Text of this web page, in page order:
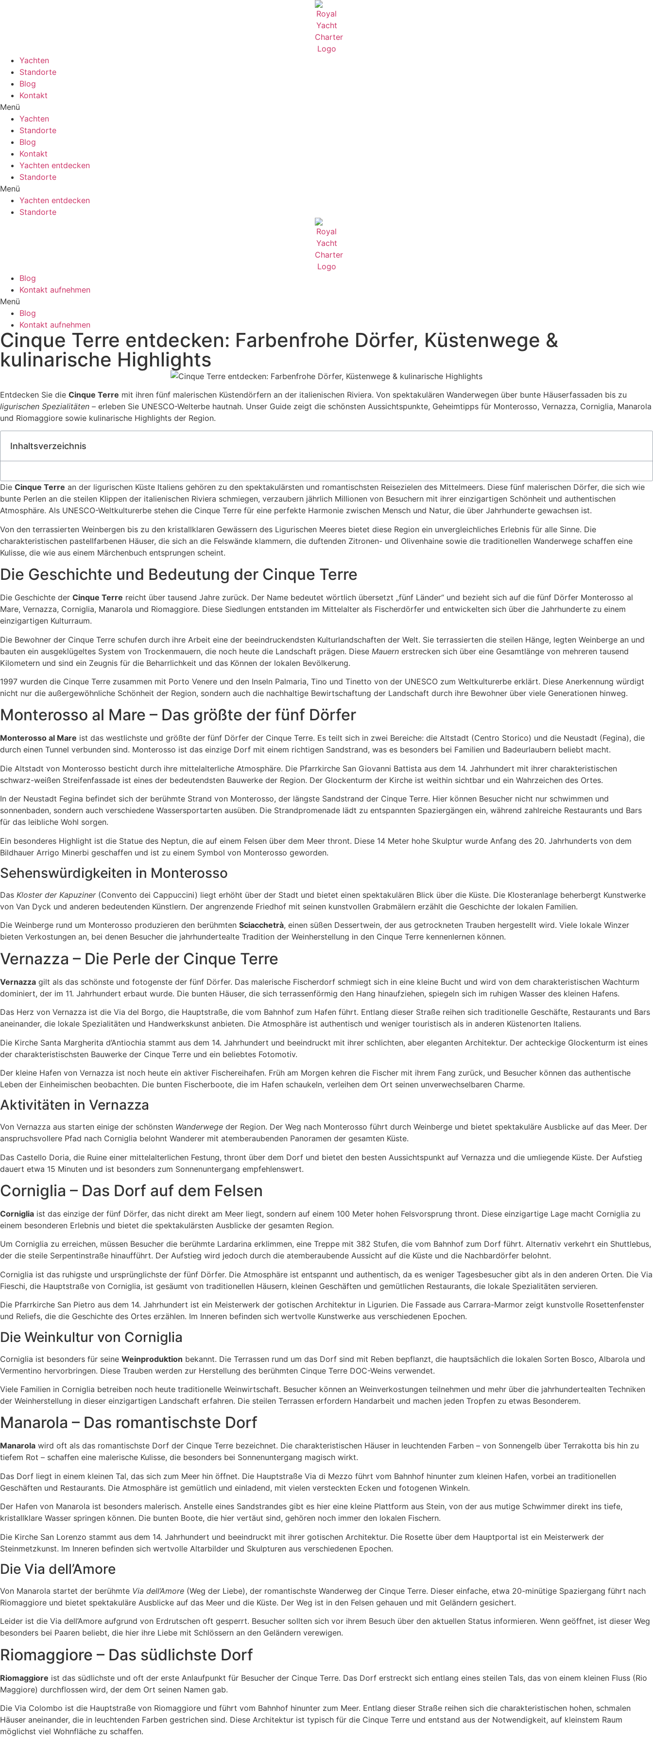
Yachten
Standorte
Blog
Kontakt
Menü
Yachten
Standorte
Blog
Kontakt
Yachten entdecken
Standorte
Menü
Yachten entdecken
Standorte
Blog
Kontakt aufnehmen
Menü
Blog
Kontakt aufnehmen
Cinque Terre entdecken: Farbenfrohe Dörfer, Küstenwege &
kulinarische Highlights
Entdecken Sie die Cinque Terre mit ihren fünf malerischen Küstendörfern an der italienischen Riviera. Von spektakulären Wanderwegen über bunte Häuserfassaden bis zu
ligurischen Spezialitäten – erleben Sie UNESCO-Welterbe hautnah. Unser Guide zeigt die schönsten Aussichtspunkte, Geheimtipps für Monterosso, Vernazza, Corniglia, Manarola
und Riomaggiore sowie kulinarische Highlights der Region.
Inhaltsverzeichnis
Die Cinque Terre an der ligurischen Küste Italiens gehören zu den spektakulärsten und romantischsten Reisezielen des Mittelmeers. Diese fünf malerischen Dörfer, die sich wie
bunte Perlen an die steilen Klippen der italienischen Riviera schmiegen, verzaubern jährlich Millionen von Besuchern mit ihrer einzigartigen Schönheit und authentischen
Atmosphäre. Als UNESCO-Weltkulturerbe stehen die Cinque Terre für eine perfekte Harmonie zwischen Mensch und Natur, die über Jahrhunderte gewachsen ist.
Von den terrassierten Weinbergen bis zu den kristallklaren Gewässern des Ligurischen Meeres bietet diese Region ein unvergleichliches Erlebnis für alle Sinne. Die
charakteristischen pastellfarbenen Häuser, die sich an die Felswände klammern, die duftenden Zitronen- und Olivenhaine sowie die traditionellen Wanderwege schaffen eine
Kulisse, die wie aus einem Märchenbuch entsprungen scheint.
Die Geschichte und Bedeutung der Cinque Terre
Die Geschichte der Cinque Terre reicht über tausend Jahre zurück. Der Name bedeutet wörtlich übersetzt „fünf Länder“ und bezieht sich auf die fünf Dörfer Monterosso al
Mare, Vernazza, Corniglia, Manarola und Riomaggiore. Diese Siedlungen entstanden im Mittelalter als Fischerdörfer und entwickelten sich über die Jahrhunderte zu einem
einzigartigen Kulturraum.
Die Bewohner der Cinque Terre schufen durch ihre Arbeit eine der beeindruckendsten Kulturlandschaften der Welt. Sie terrassierten die steilen Hänge, legten Weinberge an und
bauten ein ausgeklügeltes System von Trockenmauern, die noch heute die Landschaft prägen. Diese Mauern erstrecken sich über eine Gesamtlänge von mehreren tausend
Kilometern und sind ein Zeugnis für die Beharrlichkeit und das Können der lokalen Bevölkerung.
1997 wurden die Cinque Terre zusammen mit Porto Venere und den Inseln Palmaria, Tino und Tinetto von der UNESCO zum Weltkulturerbe erklärt. Diese Anerkennung würdigt
nicht nur die außergewöhnliche Schönheit der Region, sondern auch die nachhaltige Bewirtschaftung der Landschaft durch ihre Bewohner über viele Generationen hinweg.
Monterosso al Mare – Das größte der fünf Dörfer
Monterosso al Mare ist das westlichste und größte der fünf Dörfer der Cinque Terre. Es teilt sich in zwei Bereiche: die Altstadt (Centro Storico) und die Neustadt (Fegina), die
durch einen Tunnel verbunden sind. Monterosso ist das einzige Dorf mit einem richtigen Sandstrand, was es besonders bei Familien und Badeurlaubern beliebt macht.
Die Altstadt von Monterosso besticht durch ihre mittelalterliche Atmosphäre. Die Pfarrkirche San Giovanni Battista aus dem 14. Jahrhundert mit ihrer charakteristischen
schwarz-weißen Streifenfassade ist eines der bedeutendsten Bauwerke der Region. Der Glockenturm der Kirche ist weithin sichtbar und ein Wahrzeichen des Ortes.
In der Neustadt Fegina befindet sich der berühmte Strand von Monterosso, der längste Sandstrand der Cinque Terre. Hier können Besucher nicht nur schwimmen und
sonnenbaden, sondern auch verschiedene Wassersportarten ausüben. Die Strandpromenade lädt zu entspannten Spaziergängen ein, während zahlreiche Restaurants und Bars
für das leibliche Wohl sorgen.
Ein besonderes Highlight ist die Statue des Neptun, die auf einem Felsen über dem Meer thront. Diese 14 Meter hohe Skulptur wurde Anfang des 20. Jahrhunderts von dem
Bildhauer Arrigo Minerbi geschaffen und ist zu einem Symbol von Monterosso geworden.
Sehenswürdigkeiten in Monterosso
Das Kloster der Kapuziner(Convento dei Cappuccini) liegt erhöht über der Stadt und bietet einen spektakulären Blick über die Küste. Die Klosteranlage beherbergt Kunstwerke
von Van Dyck und anderen bedeutenden Künstlern. Der angrenzende Friedhof mit seinen kunstvollen Grabmälern erzählt die Geschichte der lokalen Familien.
Die Weinberge rund um Monterosso produzieren den berühmten Sciacchetrà, einen süßen Dessertwein, der aus getrockneten Trauben hergestellt wird. Viele lokale Winzer
bieten Verkostungen an, bei denen Besucher die jahrhundertealte Tradition der Weinherstellung in den Cinque Terre kennenlernen können.
Vernazza – Die Perle der Cinque Terre
Vernazza gilt als das schönste und fotogenste der fünf Dörfer. Das malerische Fischerdorf schmiegt sich in eine kleine Bucht und wird von dem charakteristischen Wachturm
dominiert, der im 11. Jahrhundert erbaut wurde. Die bunten Häuser, die sich terrassenförmig den Hang hinaufziehen, spiegeln sich im ruhigen Wasser des kleinen Hafens.
Das Herz von Vernazza ist die Via del Borgo, die Hauptstraße, die vom Bahnhof zum Hafen führt. Entlang dieser Straße reihen sich traditionelle Geschäfte, Restaurants und Bars
aneinander, die lokale Spezialitäten und Handwerkskunst anbieten. Die Atmosphäre ist authentisch und weniger touristisch als in anderen Küstenorten Italiens.
Die Kirche Santa Margherita d’Antiochia stammt aus dem 14. Jahrhundert und beeindruckt mit ihrer schlichten, aber eleganten Architektur. Der achteckige Glockenturm ist eines
der charakteristischsten Bauwerke der Cinque Terre und ein beliebtes Fotomotiv.
Der kleine Hafen von Vernazza ist noch heute ein aktiver Fischereihafen. Früh am Morgen kehren die Fischer mit ihrem Fang zurück, und Besucher können das authentische
Leben der Einheimischen beobachten. Die bunten Fischerboote, die im Hafen schaukeln, verleihen dem Ort seinen unverwechselbaren Charme.
Aktivitäten in Vernazza
Von Vernazza aus starten einige der schönsten Wanderwege der Region. Der Weg nach Monterosso führt durch Weinberge und bietet spektakuläre Ausblicke auf das Meer. Der
anspruchsvollere Pfad nach Corniglia belohnt Wanderer mit atemberaubenden Panoramen der gesamten Küste.
Das Castello Doria, die Ruine einer mittelalterlichen Festung, thront über dem Dorf und bietet den besten Aussichtspunkt auf Vernazza und die umliegende Küste. Der Aufstieg
dauert etwa 15 Minuten und ist besonders zum Sonnenuntergang empfehlenswert.
Corniglia – Das Dorf auf dem Felsen
Corniglia ist das einzige der fünf Dörfer, das nicht direkt am Meer liegt, sondern auf einem 100 Meter hohen Felsvorsprung thront. Diese einzigartige Lage macht Corniglia zu
einem besonderen Erlebnis und bietet die spektakulärsten Ausblicke der gesamten Region.
Um Corniglia zu erreichen, müssen Besucher die berühmte Lardarina erklimmen, eine Treppe mit 382 Stufen, die vom Bahnhof zum Dorf führt. Alternativ verkehrt ein Shuttlebus,
der die steile Serpentinstraße hinaufführt. Der Aufstieg wird jedoch durch die atemberaubende Aussicht auf die Küste und die Nachbardörfer belohnt.
Corniglia ist das ruhigste und ursprünglichste der fünf Dörfer. Die Atmosphäre ist entspannt und authentisch, da es weniger Tagesbesucher gibt als in den anderen Orten. Die Via
Fieschi, die Hauptstraße von Corniglia, ist gesäumt von traditionellen Häusern, kleinen Geschäften und gemütlichen Restaurants, die lokale Spezialitäten servieren.
Die Pfarrkirche San Pietro aus dem 14. Jahrhundert ist ein Meisterwerk der gotischen Architektur in Ligurien. Die Fassade aus Carrara-Marmor zeigt kunstvolle Rosettenfenster
und Reliefs, die die Geschichte des Ortes erzählen. Im Inneren befinden sich wertvolle Kunstwerke aus verschiedenen Epochen.
Die Weinkultur von Corniglia
Corniglia ist besonders für seine Weinproduktion bekannt. Die Terrassen rund um das Dorf sind mit Reben bepflanzt, die hauptsächlich die lokalen Sorten Bosco, Albarola und
Vermentino hervorbringen. Diese Trauben werden zur Herstellung des berühmten Cinque Terre DOC-Weins verwendet.
Viele Familien in Corniglia betreiben noch heute traditionelle Weinwirtschaft. Besucher können an Weinverkostungen teilnehmen und mehr über die jahrhundertealten Techniken
der Weinherstellung in dieser einzigartigen Landschaft erfahren. Die steilen Terrassen erfordern Handarbeit und machen jeden Tropfen zu etwas Besonderem.
Manarola – Das romantischste Dorf
Manarola wird oft als das romantischste Dorf der Cinque Terre bezeichnet. Die charakteristischen Häuser in leuchtenden Farben – von Sonnengelb über Terrakotta bis hin zu
tiefem Rot – schaffen eine malerische Kulisse, die besonders bei Sonnenuntergang magisch wirkt.
Das Dorf liegt in einem kleinen Tal, das sich zum Meer hin öffnet. Die Hauptstraße Via di Mezzo führt vom Bahnhof hinunter zum kleinen Hafen, vorbei an traditionellen
Geschäften und Restaurants. Die Atmosphäre ist gemütlich und einladend, mit vielen versteckten Ecken und fotogenen Winkeln.
Der Hafen von Manarola ist besonders malerisch. Anstelle eines Sandstrandes gibt es hier eine kleine Plattform aus Stein, von der aus mutige Schwimmer direkt ins tiefe,
kristallklare Wasser springen können. Die bunten Boote, die hier vertäut sind, gehören noch immer den lokalen Fischern.
Die Kirche San Lorenzo stammt aus dem 14. Jahrhundert und beeindruckt mit ihrer gotischen Architektur. Die Rosette über dem Hauptportal ist ein Meisterwerk der
Steinmetzkunst. Im Inneren befinden sich wertvolle Altarbilder und Skulpturen aus verschiedenen Epochen.
Die Via dell’Amore
Von Manarola startet der berühmte Via dell’Amore (Weg der Liebe), der romantischste Wanderweg der Cinque Terre. Dieser einfache, etwa 20-minütige Spaziergang führt nach
Riomaggiore und bietet spektakuläre Ausblicke auf das Meer und die Küste. Der Weg ist in den Felsen gehauen und mit Geländern gesichert.
Leider ist die Via dell’Amore aufgrund von Erdrutschen oft gesperrt. Besucher sollten sich vor ihrem Besuch über den aktuellen Status informieren. Wenn geöffnet, ist dieser Weg
besonders bei Paaren beliebt, die hier ihre Liebe mit Schlössern an den Geländern verewigen.
Riomaggiore – Das südlichste Dorf
Riomaggiore ist das südlichste und oft der erste Anlaufpunkt für Besucher der Cinque Terre. Das Dorf erstreckt sich entlang eines steilen Tals, das von einem kleinen Fluss (Rio
Maggiore) durchflossen wird, der dem Ort seinen Namen gab.
Die Via Colombo ist die Hauptstraße von Riomaggiore und führt vom Bahnhof hinunter zum Meer. Entlang dieser Straße reihen sich die charakteristischen hohen, schmalen
Häuser aneinander, die in leuchtenden Farben gestrichen sind. Diese Architektur ist typisch für die Cinque Terre und entstand aus der Notwendigkeit, auf kleinstem Raum
möglichst viel Wohnfläche zu schaffen.